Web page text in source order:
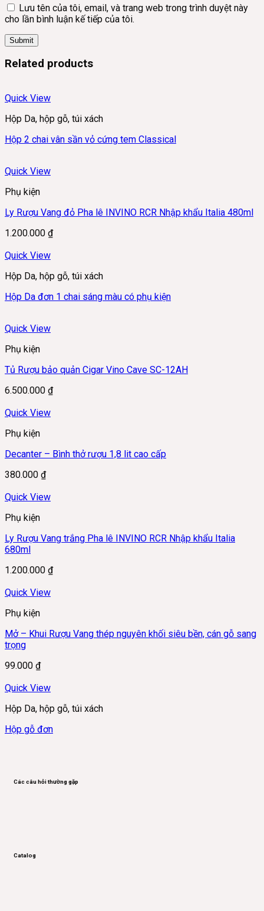
Lưu tên của tôi, email, và trang web trong trình duyệt này
cho lần bình luận kế tiếp của tôi.
Related products
Quick View
Hộp Da, hộp gỗ, túi xách
Hộp 2 chai vân sần vỏ cứng tem Classical
Quick View
Phụ kiện
Ly Rượu Vang đỏ Pha lê INVINO RCR Nhập khẩu Italia 480ml
1.200.000 ₫
Quick View
Hộp Da, hộp gỗ, túi xách
Hộp Da đơn 1 chai sáng màu có phụ kiện
Quick View
Phụ kiện
Tủ Rượu bảo quản Cigar Vino Cave SC-12AH
6.500.000 ₫
Quick View
Phụ kiện
Decanter – Bình thở rượu 1,8 lit cao cấp
380.000 ₫
Quick View
Phụ kiện
Ly Rượu Vang trắng Pha lê INVINO RCR Nhập khẩu Italia
680ml
1.200.000 ₫
Quick View
Phụ kiện
Mở – Khui Rượu Vang thép nguyên khối siêu bền, cán gỗ sang
trọng
99.000 ₫
Quick View
Hộp Da, hộp gỗ, túi xách
Hộp gỗ đơn
Các câu hỏi thường gặp
Catalog